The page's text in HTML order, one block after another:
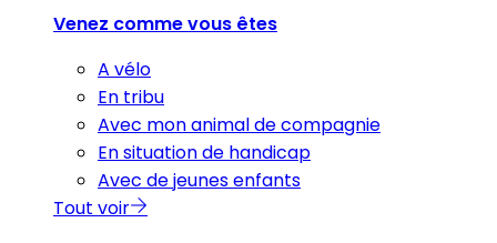
Venez comme vous êtes
A vélo
En tribu
Avec mon animal de compagnie
En situation de handicap
Avec de jeunes enfants
Tout voir